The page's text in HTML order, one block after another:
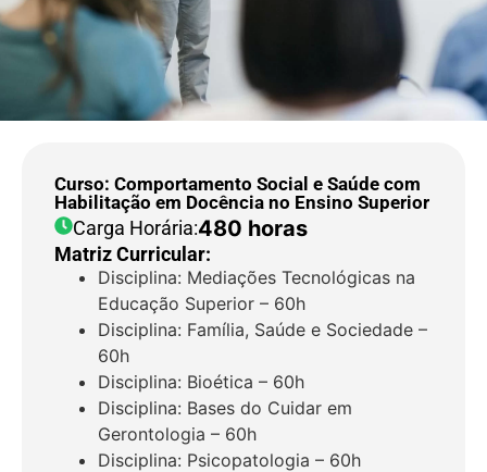
Curso: Comportamento Social e Saúde com
Habilitação em Docência no Ensino Superior
Carga Horária:480 horas
Matriz Curricular:
Disciplina: Mediações Tecnológicas na
Educação Superior – 60h
Disciplina: Família, Saúde e Sociedade –
60h
Disciplina: Bioética – 60h
Disciplina: Bases do Cuidar em
Gerontologia – 60h
Disciplina: Psicopatologia – 60h